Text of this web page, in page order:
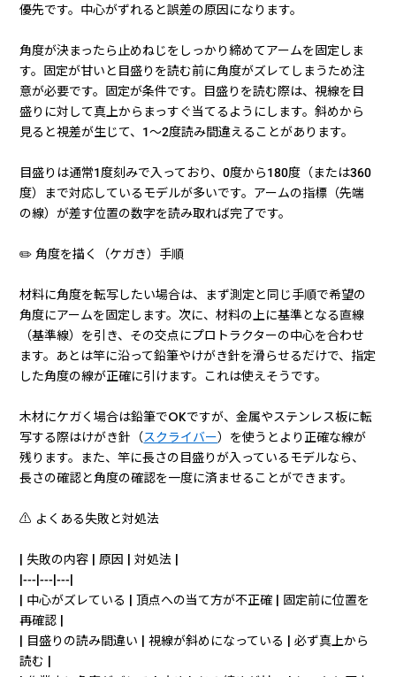
優先です。中心がずれると誤差の原因になります。
角度が決まったら止めねじをしっかり締めてアームを固定しま
す。固定が甘いと目盛りを読む前に角度がズレてしまうため注
意が必要です。固定が条件です。目盛りを読む際は、視線を目
盛りに対して真上からまっすぐ当てるようにします。斜めから
見ると視差が生じて、1〜2度読み間違えることがあります。
目盛りは通常1度刻みで入っており、0度から180度（または360
度）まで対応しているモデルが多いです。アームの指標（先端
の線）が差す位置の数字を読み取れば完了です。
✏️ 角度を描く（ケガき）手順
材料に角度を転写したい場合は、まず測定と同じ手順で希望の
角度にアームを固定します。次に、材料の上に基準となる直線
（基準線）を引き、その交点にプロトラクターの中心を合わせ
ます。あとは竿に沿って鉛筆やけがき針を滑らせるだけで、指定
した角度の線が正確に引けます。これは使えそうです。
木材にケガく場合は鉛筆でOKですが、金属やステンレス板に転
写する際はけがき針（スクライバー）を使うとより正確な線が
残ります。また、竿に長さの目盛りが入っているモデルなら、
長さの確認と角度の確認を一度に済ませることができます。
⚠️ よくある失敗と対処法
| 失敗の内容 | 原因 | 対処法 |
|---|---|---|
| 中心がズレている | 頂点への当て方が不正確 | 固定前に位置を
再確認 |
| 目盛りの読み間違い | 視線が斜めになっている | 必ず真上から
読む |